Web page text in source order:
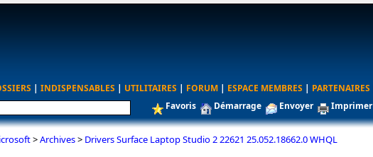
| INDISPENSABLES | UTILITAIRES | FORUM | ESPACE MEMBRES | PARTENAIRES
Favoris Démarrage Envoyer Imprimer
>Archives> Drivers Surface Laptop Studio 2 22621 25.052.18662.0 WHQL